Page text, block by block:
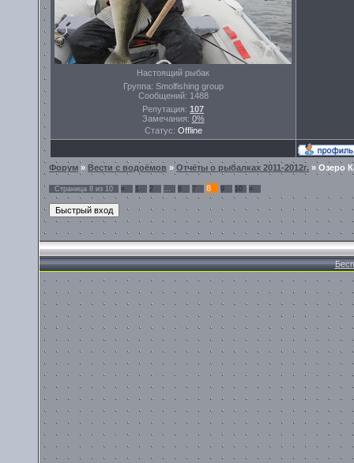
Настоящий рыбак
Группа: Smolfishing group
Сообщений: 1488
Репутация: 107
Замечания: 0%
Статус: Offline
Форум » Вести с водоёмов » Отчёты о рыбалках 2011-2012г. » Озеро
Страница 8 из 10 « 1 2 … 6 7 8 9 10 »